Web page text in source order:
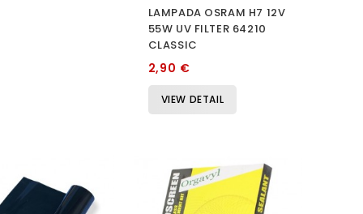
LAMPADA OSRAM H7 12V
55W UV FILTER 64210
CLASSIC
2,90 €
VIEW DETAIL